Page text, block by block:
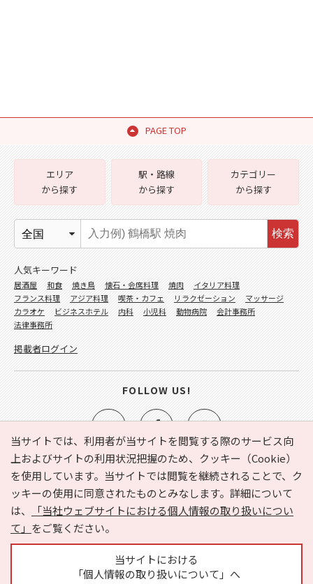
PAGE TOP
当サイトでは、利用者が当サイトを閲覧する際のサービス向
上およびサイトの利用状況把握のため、クッキー（Cookie）
を使用しています。当サイトでは閲覧を継続されることで、ク
ッキーの使用に同意されたものとみなします。詳細について
は、
「当社ウェブサイトにおける個人情報の取り扱いについ
て」 をご覧ください。
当サイトにおける
「個人情報の取り扱いについて」へ
e-NAVITA（イーナビタ）とは？ お気に入り
ヘルプ
利用規約
個人情報の取り扱いについて
運営会社
サイトマップ
広告掲載に関するお問い合わせ
エリア
から探す
駅・路線
から探す
カテゴリー
から探す
検索
人気キーワード
居酒屋 和食 焼き鳥 懐石・会席料理 焼肉
イタリア料理
フランス料理
アジア料理 喫茶・カフェ リラクゼーション
マッサージ
カラオケ
ビジネスホテル 内科 小児科 動物病院
会計事務所
法律事務所
掲載者ログイン
FOLLOW US!